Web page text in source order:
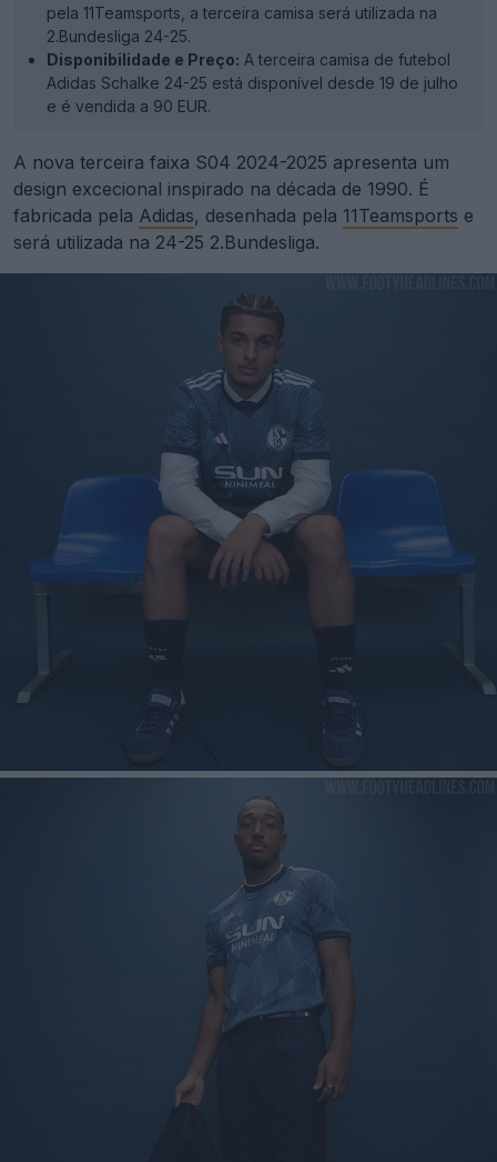
pela 11Teamsports, a terceira camisa será utilizada na
2.Bundesliga 24-25.
Disponibilidade e Preço: A terceira camisa de futebol
Adidas Schalke 24-25 está disponível desde 19 de julho
e é vendida a 90 EUR.
A nova terceira faixa S04 2024-2025 apresenta um
design excecional inspirado na década de 1990. É
fabricada pela Adidas, desenhada pela 11Teamsports e
será utilizada na 24-25 2.Bundesliga.